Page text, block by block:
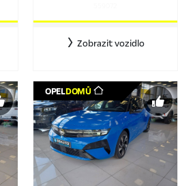
Zobrazit vozidlo
OPELDOMŮ